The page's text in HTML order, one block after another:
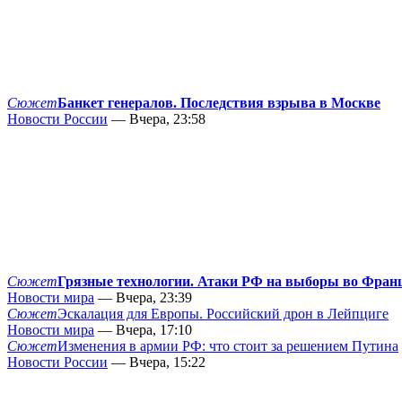
СюжетБанкет генералов. Последствия взрыва в Москве
Новости России — Вчера, 23:58
СюжетГрязные технологии. Атаки РФ на выборы во
Новости мира — Вчера, 23:39
СюжетЭскалация для Европы. Российский дрон в Лейпциге
Новости мира — Вчера, 17:10
СюжетИзменения в армии РФ: что стоит за решением Путина
Новости России — Вчера, 15:22